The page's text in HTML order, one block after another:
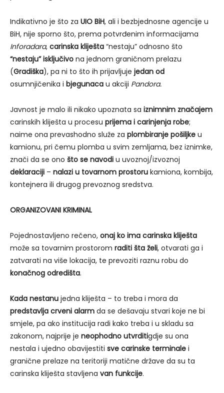
Indikativno je što za UIO BiH, ali i bezbjednosne agencije u
BiH, nije sporno što, prema potvrđenim informacijama
Inforadara, carinska kliješta “nestaju” odnosno što
“nestaju” isključivo na jednom graničnom prelazu
(Gradiška), pa ni to što ih prijavljuje jedan od
osumnjičenika i bjegunaca u akciji Pandora.
Javnost je malo ili nikako upoznata sa iznimnim značajem
carinskih kliješta u procesu prijema i carinjenja robe;
naime ona prevashodno služe za plombiranje pošiljke u
kamionu, pri čemu plomba u svim zemljama, bez iznimke,
znači da se ono što se navodi u uvoznoj/izvoznoj
deklaraciji – nalazi u tovarnom prostoru kamiona, kombija,
kontejnera ili drugog prevoznog sredstva.
ORGANIZOVANI KRIMINAL
Pojednostavljeno rečeno, onaj ko ima carinska kliješta
može sa tovarnim prostorom raditi šta želi, otvarati ga i
zatvarati na više lokacija, te prevoziti raznu robu do
konačnog odredišta.
Kada nestanu jedna kliješta – to treba i mora da
predstavlja crveni alarm da se dešavaju stvari koje ne bi
smjele, pa ako institucija radi kako treba i u skladu sa
zakonom, najprije je neophodno utvrditigdje su ona
nestala i ujedno obavijestiti sve carinske terminale i
granične prelaze na teritoriji matične države da su ta
carinska kliješta stavljena van funkcije.